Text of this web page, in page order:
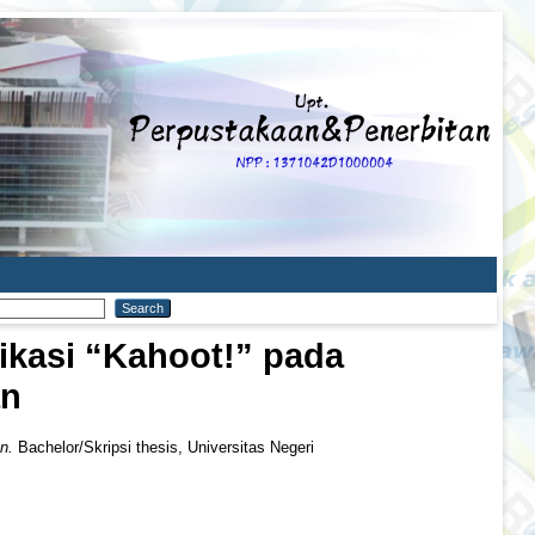
“Kahoot!” pada
Bachelor/Skripsi thesis, Universitas Negeri